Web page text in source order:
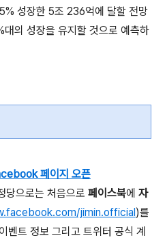
성장한 5조 236억에 달할 전망
의 성장을 유지할 것으로 예측하
페이지 오픈
당으로는 처음으로 페이스북에 자
jimin.official )를
벤트 정보 그리고 트위터 공식 계